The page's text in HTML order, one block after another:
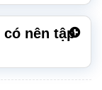
nên tập